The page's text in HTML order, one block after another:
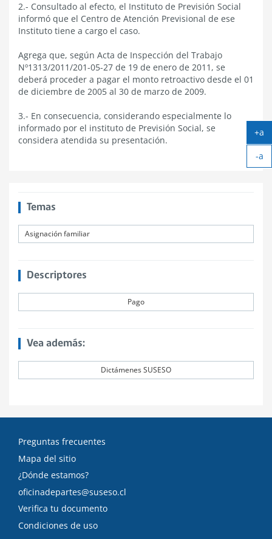
2.- Consultado al efecto, el Instituto de Previsión Social
informó que el Centro de Atención Previsional de ese
Instituto tiene a cargo el caso.
Agrega que, según Acta de Inspección del Trabajo
Nº1313/2011/201-05-27 de 19 de enero de 2011, se
deberá proceder a pagar el monto retroactivo desde el 01
de diciembre de 2005 al 30 de marzo de 2009.
3.- En consecuencia, considerando especialmente lo
informado por el instituto de Previsión Social, se
considera atendida su presentación.
Temas
Asignación familiar
Descriptores
Pago
Vea además:
Dictámenes SUSESO
Preguntas frecuentes
Mapa del sitio
¿Dónde estamos?
oficinadepartes@suseso.cl
Verifica tu documento
Condiciones de uso
+a
-a